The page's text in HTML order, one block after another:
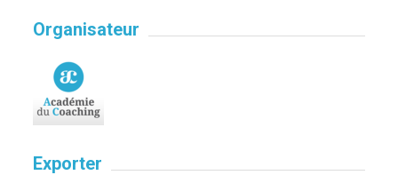
Organisateur
Exporter